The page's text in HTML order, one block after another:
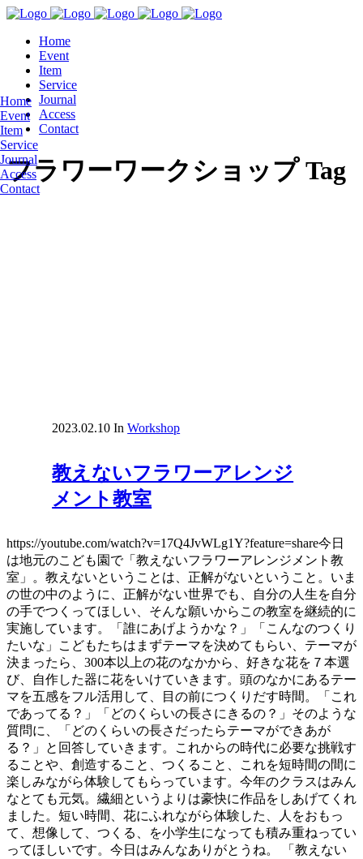
Home
Event
Item
Service
Journal
Access
Contact
Home
Event
Item
Service
Journal
Access
Contact
フラワーワークショップ Tag
2023.02.10 In Workshop
教えないフラワーアレンジ
メント教室
https://youtube.com/watch?v=17Q4JvWLg1Y?feature=share今日
は地元のこども園で「教えないフラワーアレンジメント教
室」。教えないということは、正解がないということ。いま
の世の中のように、正解がない世界でも、自分の人生を自分
の手でつくってほしい、そんな願いからこの教室を継続的に
実施しています。「誰にあげようかな？」「こんなのつくり
たいな」こどもたちはまずテーマを決めてもらい、テーマが
決まったら、300本以上の花のなかから、好きな花を７本選
び、自作した器に花をいけていきます。頭のなかにあるテー
マを五感をフル活用して、目の前につくりだす時間。「これ
であってる？」「どのくらいの長さにきるの？」そのような
質問に、「どのくらいの長さだったらテーマができあが
る？」と回答していきます。これからの時代に必要な挑戦す
ることや、創造すること、つくること、これを短時間の間に
楽しみながら体験してもらっています。今年のクラスはみん
なとても元気。繊細というよりは豪快に作品をしあげてくれ
ました。短い時間、花にふれながら体験した、人をおもっ
て、想像して、つくる、を小学生になっても積み重ねってい
ってほしいです。今日はみんなありがとうね。 「教えない